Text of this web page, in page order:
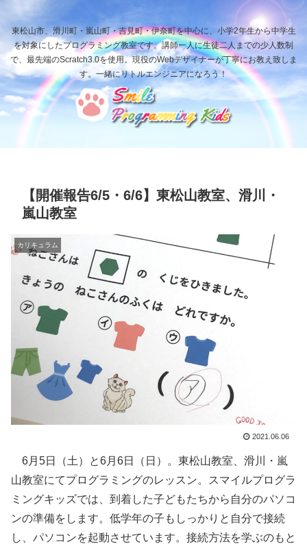
東松山市、滑川町・嵐山町・吉見町・伊奈町を中心に、小学2年生から中学生
を対象にしたプログラミング教室です。講師一人に生徒二人までの少人数制
で、最先端のScratch3.0を使用。現役のWebデザイナーが丁寧にお教え致しま
す。一緒にリトルエンジニアになろう！
【開催報告6/5・6/6】東松山教室、滑川・
嵐山教室
カリキュラム
2021.06.06
6月5日（土）と6月6日（日）。東松山教室、滑川・嵐
山教室にてプログラミングのレッスン。スマイルプログラ
ミングキッズでは、到着した子どもたちから自分のパソコ
ンの準備をします。低学年の子もしっかりと自分で接続
し、パソコンを起動させています。接続方法を学ぶのもと